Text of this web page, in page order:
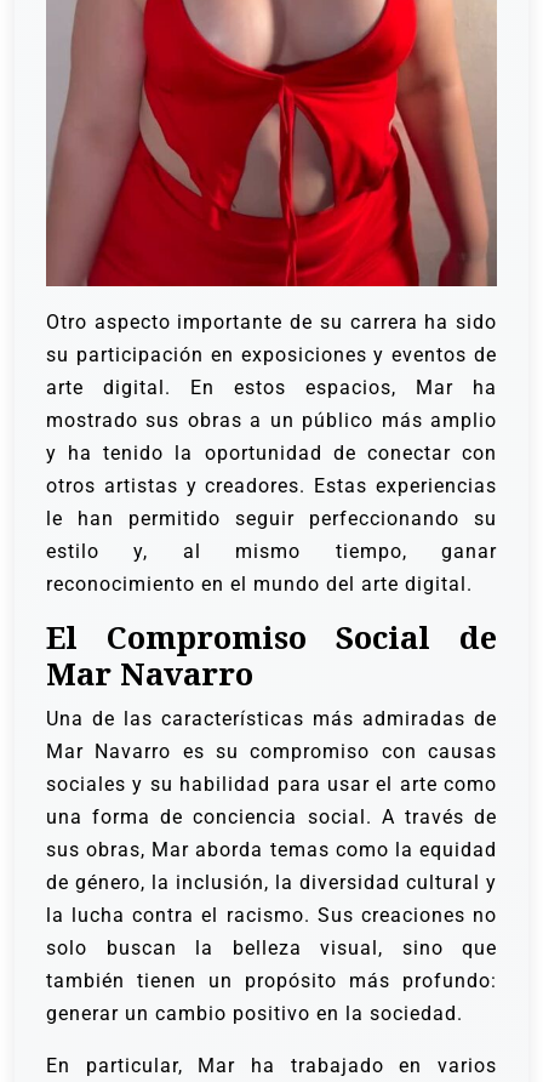
Otro aspecto importante de su carrera ha sido
su participación en exposiciones y eventos de
arte digital. En estos espacios, Mar ha
mostrado sus obras a un público más amplio
y ha tenido la oportunidad de conectar con
otros artistas y creadores. Estas experiencias
le han permitido seguir perfeccionando su
estilo y, al mismo tiempo, ganar
reconocimiento en el mundo del arte digital.
El Compromiso Social de
Mar Navarro
Una de las características más admiradas de
Mar Navarro es su compromiso con causas
sociales y su habilidad para usar el arte como
una forma de conciencia social. A través de
sus obras, Mar aborda temas como la equidad
de género, la inclusión, la diversidad cultural y
la lucha contra el racismo. Sus creaciones no
solo buscan la belleza visual, sino que
también tienen un propósito más profundo:
generar un cambio positivo en la sociedad.
En particular, Mar ha trabajado en varios